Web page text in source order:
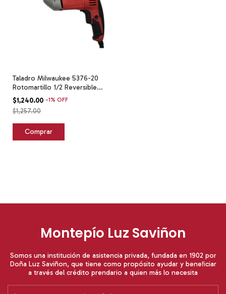
Taladro Milwaukee 5376-20
Rotomartillo 1/2 Reversible
Cable Rojo 60
$1,240.00 -1% OFF
$1,257.00
Montepío Luz Saviñon
Somos una institución de asistencia privada, fundada en 1902 por
Doña Luz Saviñon, que tiene como propósito ayudar y beneﬁciar
a través del crédito prendario a quien más lo necesita